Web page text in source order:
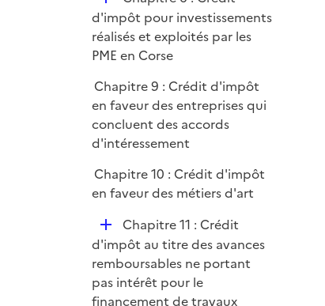
e
r
é
p
l
e
r
d'impôt pour investissements
réalisés et exploités par les
PME en Corse
Chapitre 9 : Crédit d'impôt
en faveur des entreprises qui
concluent des accords
d'intéressement
Chapitre 10 : Crédit d'impôt
en faveur des métiers d'art
D
é
p
l
i
Chapitre 11 : Crédit
d'impôt au titre des avances
remboursables ne portant
pas intérêt pour le
financement de travaux